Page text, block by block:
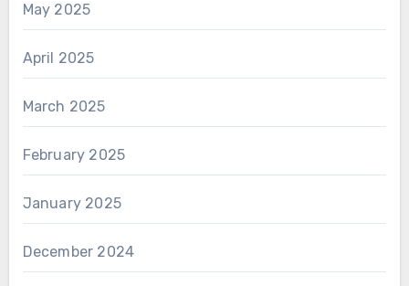
May 2025
April 2025
March 2025
February 2025
January 2025
December 2024